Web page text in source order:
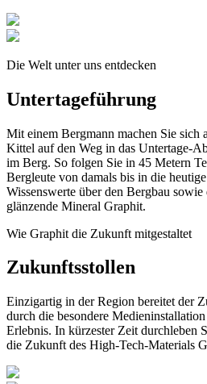
Die Welt unter uns entdecken
Untertageführung
Mit einem Bergmann machen Sie sich
Kittel auf den Weg in das Untertage-
im Berg. So folgen Sie in 45 Metern
Bergleute von damals bis in die
Wissenswerte über den Bergbau sowie
glänzende Mineral Graphit.
Wie Graphit die Zukunft mitgestaltet
Zukunftsstollen
Einzigartig in der Region bereitet der
durch die besondere
Erlebnis. In kürzester Zeit durchleben
die Zukunft des High-Tech-Materials